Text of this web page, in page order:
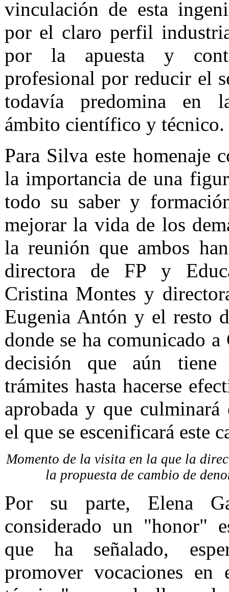
vinculación de esta
por el claro perfil
por la apuesta y
profesional por reducir el
todavía predomina en
ámbito científico y técnico.
Para Silva este homenaje
la importancia de una
todo su saber y
mejorar la vida de los
la reunión que ambos
directora de FP y
Cristina Montes y
Eugenia Antón y el resto
donde se ha comunicado a
decisión que aún tiene
trámites hasta hacerse
aprobada y que
el que se escenificará este
Momento de la visita en la que la
la propuesta de cambio de
Por su parte, Elena
considerado un "honor"
que ha señalado,
promover vocaciones en